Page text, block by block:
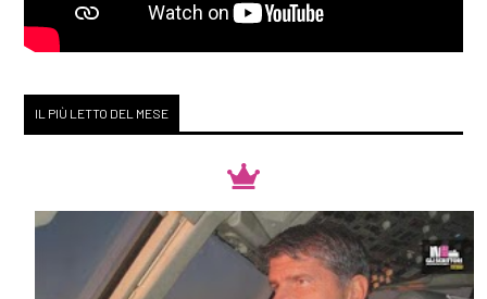
IL PIÙ LETTO DEL MESE